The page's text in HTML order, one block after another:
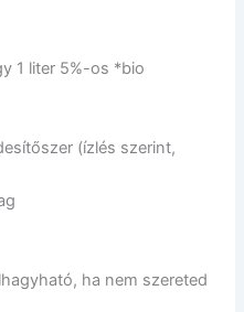
1 liter 5%-os *bio
(ízlés szerint,
ha nem szereted